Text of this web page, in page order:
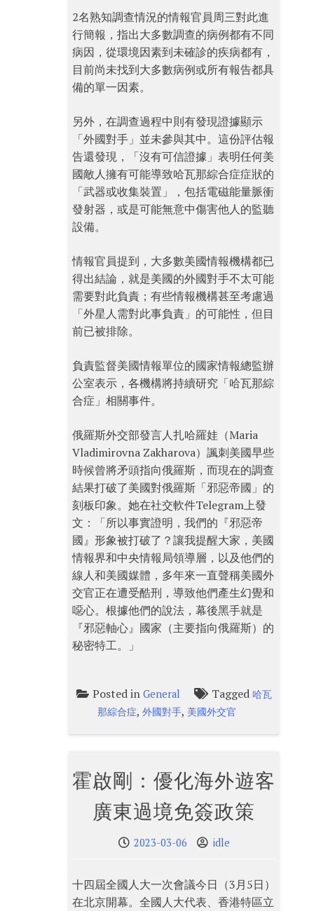
2名熟知調查情況的情報官員周三對此進
行簡報，指出大多數調查的病例都有不同
病因，從環境因素到未確診的疾病都有，
目前尚未找到大多數病例或所有報告都具
備的單一因素。
另外，在調查過程中則有發現證據顯示
「外國對手」並未參與其中。這份評估報
告還發現，「沒有可信證據」表明任何美
國敵人擁有可能導致哈瓦那綜合症症狀的
「武器或收集裝置」，包括電磁能量脈衝
發射器，或是可能無意中傷害他人的監聽
設備。
情報官員提到，大多數美國情報機構都已
得出結論，就是美國的外國對手不太可能
需要對此負責；有些情報機構甚至考慮過
「外星人需對此事負責」的可能性，但目
前已被排除。
負責監督美國情報單位的國家情報總監辦
公室表示，各機構將持續研究「哈瓦那綜
合症」相關事件。
俄羅斯外交部發言人扎哈羅娃（Maria
Vladimirovna Zakharova）諷刺美國早些
時候曾將矛頭指向俄羅斯，而現在的調查
結果打破了美國對俄羅斯「邪惡帝國」的
刻板印象。她在社交軟件Telegram上發
文：「所以事實證明，我們的『邪惡帝
國』形象被打破了？讓我提醒大家，美國
情報界和中央情報局領導層，以及他們的
線人和美國媒體，多年來一直聲稱美國外
交官正在遭受酷刑，導致他們產生幻覺和
噁心。根據他們的說法，幕後黑手就是
『邪惡軸心』國家（主要指向俄羅斯）的
秘密特工。」
Posted in General Tagged 哈瓦
那綜合症,外國對手, 美國外交官
霍啟剛：優化海外遊客
廣東過境免簽政策
2023-03-06 idle
十四屆全國人大一次會議今日（3月5日）
在北京開幕。全國人大代表、香港特區立